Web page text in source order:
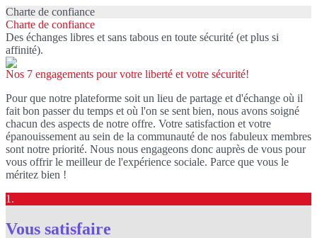
Charte de confiance
Charte de confiance
Des échanges libres et sans tabous en toute sécurité (et plus si
affinité).
Nos 7 engagements pour votre liberté et votre sécurité!
Pour que notre plateforme soit un lieu de partage et d'échange où il
fait bon passer du temps et où l'on se sent bien, nous avons soigné
chacun des aspects de notre offre. Votre satisfaction et votre
épanouissement au sein de la communauté de nos fabuleux membres
sont notre priorité. Nous nous engageons donc auprès de vous pour
vous offrir le meilleur de l'expérience sociale. Parce que vous le
méritez bien !
1.
Vous satisfaire